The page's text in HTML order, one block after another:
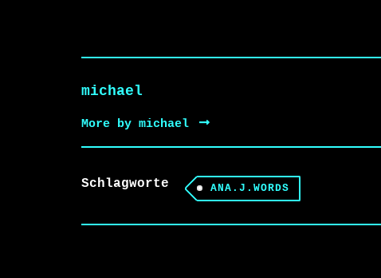
michael
More by michael
Schlagworte ANA.J.WORDS